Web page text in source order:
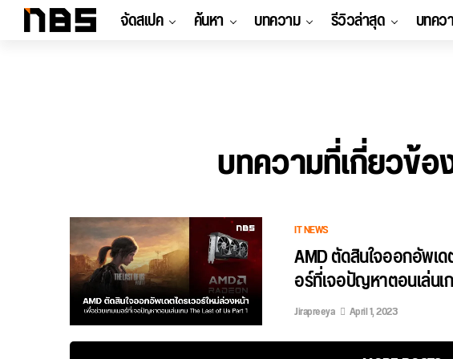
จัดสเปค ค้นหา บทความ รีวิวล่าสุด บทค
บทความที่เกี่ยวข้อ
IT NEWS
AMD ตัดสินใจออกอัพเ
อร์ที่เจอปัญหาตอนเล่นเ
Jirapreeya April 1, 2023